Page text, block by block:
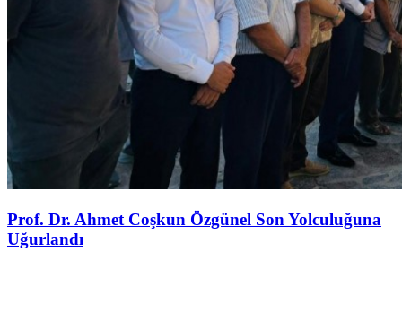
Prof. Dr. Ahmet Coşkun Özgünel Son Yolculuğuna
Uğurlandı